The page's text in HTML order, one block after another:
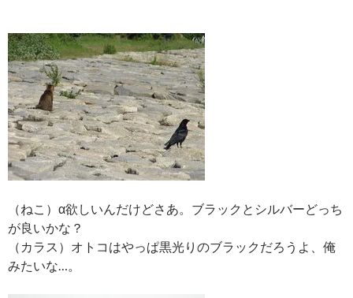
（ねこ）α欲しいんだけどさあ。ブラックとシルバーどっち
が良いかな？
（カラス）オトコはやっぱ黒光りのブラックだろうよ、俺
みたいな…。